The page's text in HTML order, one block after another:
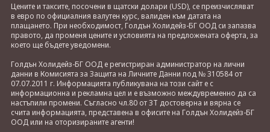
Цените и таксите, посочени в щатски долари (USD), се преизчисляват
в евро по официалния валутен курс, валиден към датата на
плащането. При необходимост, Голдън Холидейз-БГ ООД си запазва
правото, да променя цените и условията на предложената оферта, за
което ще бъдете уведомени.
Голдън Холидейз-БГ ООД е регистриран администратор на лични
данни в Комисията за Защита на Личните Данни под № 310584 от
07.07.2011 г. Информацията публикувана на този сайт е с
информационна и рекламна цел и е възможно междувременно да са
настъпили промени. Съгласно чл.80 от ЗТ достоверна и вярна се
счита информацията, представена в офисите на Голдън Холидейз-БГ
ООД или на оторизираните агенти!